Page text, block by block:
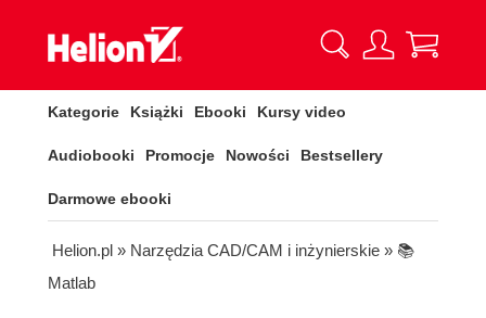
Kategorie Książki Ebooki Kursy video
Audiobooki Promocje Nowości Bestsellery
Darmowe ebooki
Helion.pl » Narzędzia CAD/CAM i inżynierskie » 📚
Matlab